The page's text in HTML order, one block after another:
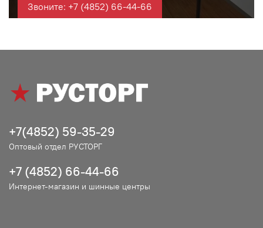
Звоните: +7 (4852) 66-44-66
+7(4852) 59-35-29
Оптовый отдел РУСТОРГ
+7 (4852) 66-44-66
Интернет-магазин и шинные центры